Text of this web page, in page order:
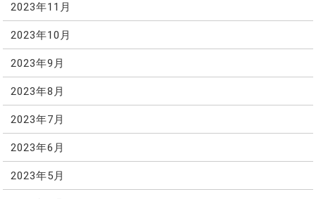
2023年11月
2023年10月
2023年9月
2023年8月
2023年7月
2023年6月
2023年5月